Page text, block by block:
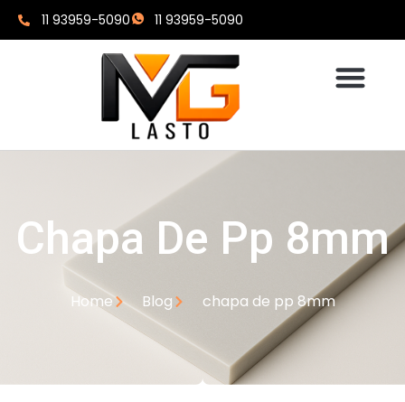
11 93959-5090 11 93959-5090
Chapa De Pp 8mm
Home Blog chapa de pp 8mm